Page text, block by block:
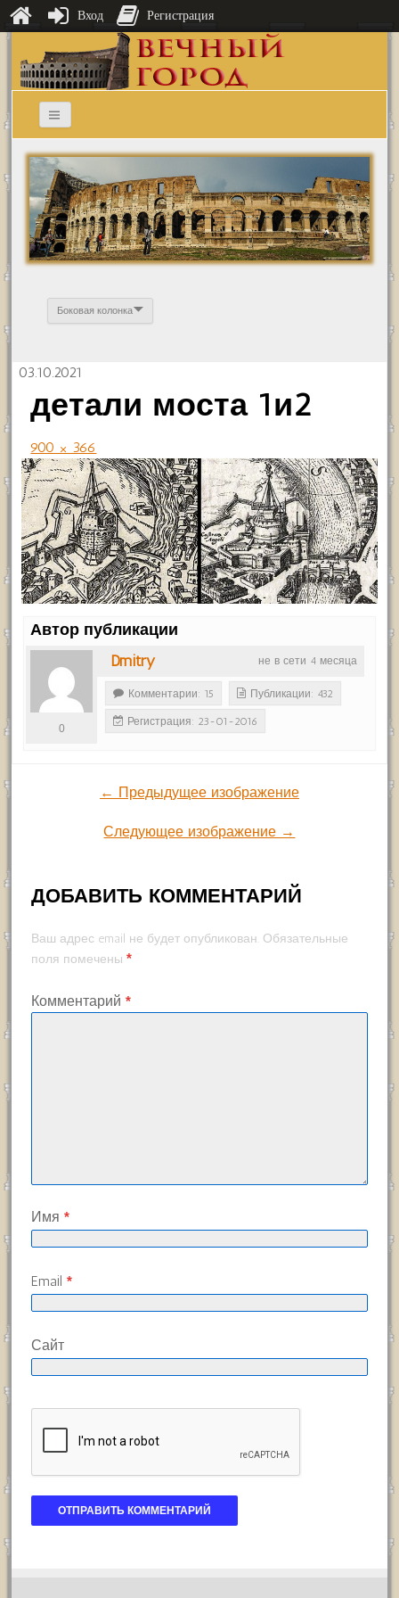
Боковая колонка
03.10.2021
детали моста 1и2
900 × 366
Автор публикации
не в сети 4 месяца
Dmitry
0
Комментарии: 15 Публикации: 432
Регистрация: 23-01-2016
← Предыдущее изображение
Следующее изображение →
ДОБАВИТЬ КОММЕНТАРИЙ
Ваш адрес email не будет опубликован. Обязательные
поля помечены *
Комментарий *
Имя *
Email *
Сайт
Вход Регистрация